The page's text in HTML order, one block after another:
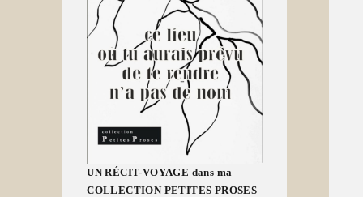
UN RÉCIT-VOYAGE dans ma
COLLECTION PETITES PROSES